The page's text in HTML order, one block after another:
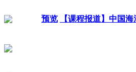
预览 【课程报道】中国